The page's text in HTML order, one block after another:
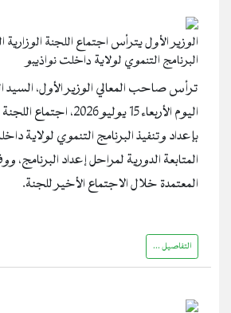
الوزير الأول يترأس اجتماع اللجنة الوزارية
البرنامج التنموي لولاية داخلت نواذيبو
ترأس صاحب المعالي الوزير الأول، السيد
اليوم الأربعاء 15 يوليو
بإعداد وتنفيذ البرنامج التنموي لولاية
المتابعة الدورية لمراحل إعداد البرنامج،
المعتمدة خلال الاجتماع الأخير للجنة.
التفاصيل ...